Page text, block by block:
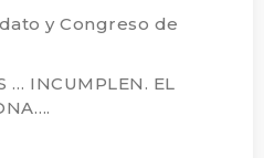
y Congreso de
… INCUMPLEN. EL